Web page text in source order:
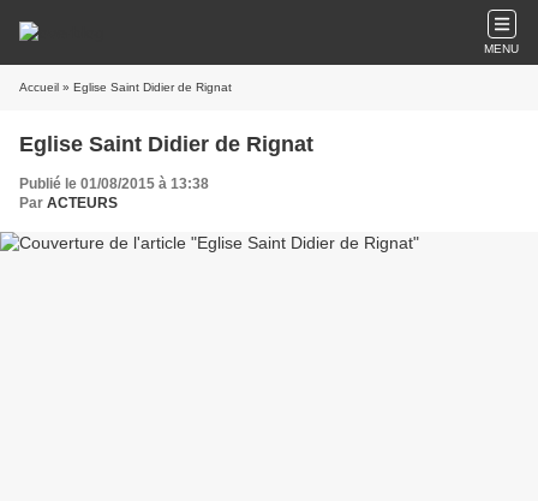
MENU
Accueil » Eglise Saint Didier de Rignat
Eglise Saint Didier de Rignat
Publié le 01/08/2015 à 13:38
Par ACTEURS